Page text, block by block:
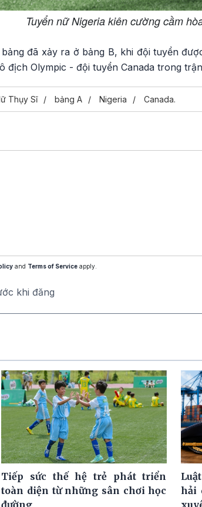
Tuyển nữ Nigeria kiên cường cầm
đã xảy ra ở bảng B, khi đội tuyển
địch Olympic - đội tuyển Canada trong
Thụy Sĩ bảng A Nigeria Canada.
and Terms of Service apply.
khi đăng
Tiếp sức thế hệ trẻ phát triển
toàn diện từ những sân chơi học
đường
hải